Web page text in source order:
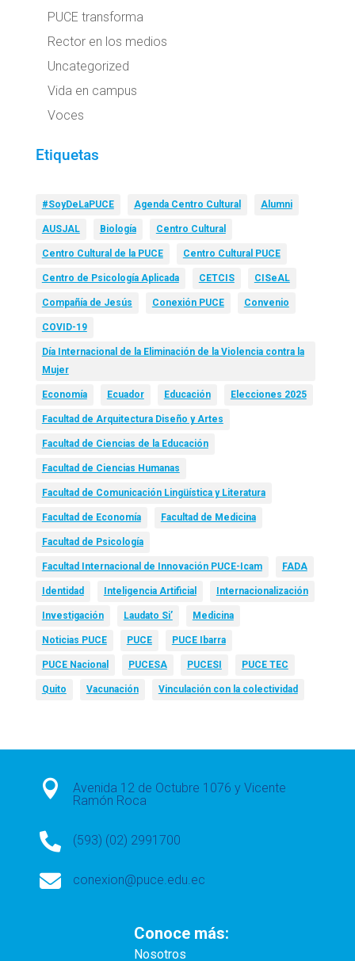
PUCE transforma
Rector en los medios
Uncategorized
Vida en campus
Voces
Etiquetas
#SoyDeLaPUCE Agenda Centro Cultural Alumni
AUSJAL Biología Centro Cultural
Centro Cultural de la PUCE Centro Cultural PUCE
Centro de Psicología Aplicada CETCIS CISeAL
Compañía de Jesús Conexión PUCE Convenio
COVID-19
Día Internacional de la Eliminación de la Violencia contra la
Mujer
Economía Ecuador Educación Elecciones 2025
Facultad de Arquitectura Diseño y Artes
Facultad de Ciencias de la Educación
Facultad de Ciencias Humanas
Facultad de Comunicación Lingüística y Literatura
Facultad de Economía Facultad de Medicina
Facultad de Psicología
Facultad Internacional de Innovación PUCE-Icam FADA
Identidad Inteligencia Artificial Internacionalización
Investigación Laudato Si’ Medicina
Noticias PUCE PUCE PUCE Ibarra
PUCE Nacional PUCESA PUCESI PUCE TEC
Quito Vacunación Vinculación con la colectividad

Avenida 12 de Octubre 1076 y Vicente
Ramón Roca
 (593) (02) 2991700
 conexion@puce.edu.ec
Conoce más:
Nosotros